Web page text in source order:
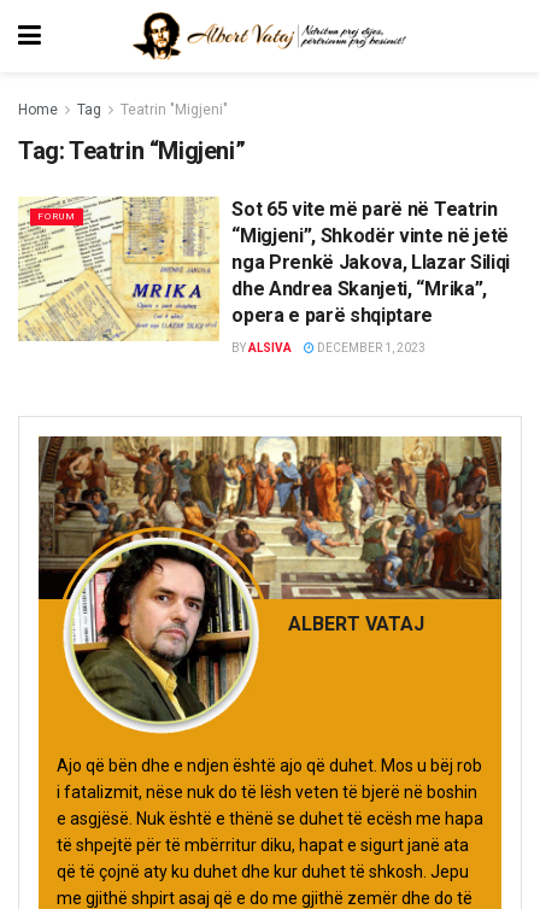
Home Tag Teatrin "Migjeni"
Tag:Teatrin “Migjeni”
FORUM
Sot 65 vite më parë në Teatrin
“Migjeni”, Shkodër vinte në jetë
nga Prenkë Jakova, Llazar Siliqi
dhe Andrea Skanjeti, “Mrika”,
opera e parë shqiptare
BYALSIVA DECEMBER 1, 2023
ALBERT VATAJ
Ajo që bën dhe e ndjen është ajo që duhet. Mos u bëj rob
i fatalizmit, nëse nuk do të lësh veten të bjerë në boshin
e asgjësë. Nuk është e thënë se duhet të ecësh me hapa
të shpejtë për të mbërritur diku, hapat e sigurt janë ata
që të çojnë aty ku duhet dhe kur duhet të shkosh. Jepu
me gjithë shpirt asaj që e do me gjithë zemër dhe do të